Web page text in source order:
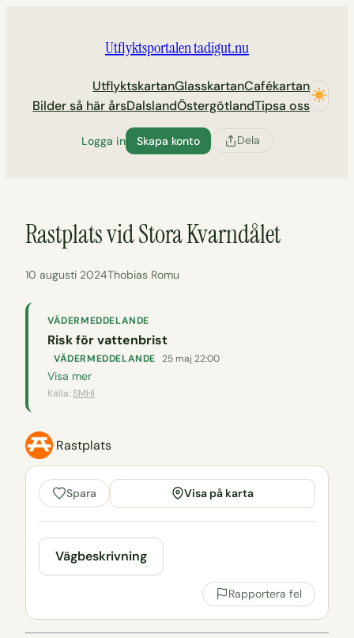
Utflyktsportalen tadigut.nu
UtflyktskartanGlasskartanCafékartan
Bilder så här årsDalslandÖstergötlandTipsa oss
Logga in Skapa konto Dela
Rastplats vid Stora Kvarndålet
10 augusti 2024Thobias Romu
VÄDERMEDDELANDE
Risk för vattenbrist
VÄDERMEDDELANDE 25 maj 22:00
Visa mer
Källa: SMHI
Rastplats
Spara Visa på karta
Vägbeskrivning
Rapportera fel